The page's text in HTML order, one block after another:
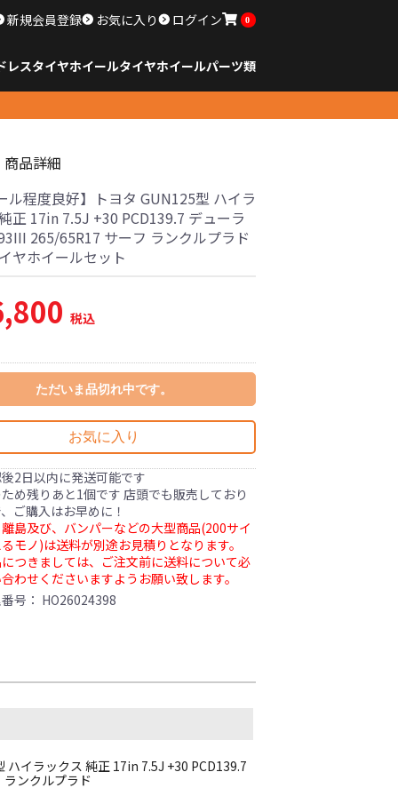
新規会員登録 お気に入り ログイン 0
レスタイヤホイールタイヤホイールパーツ類
商品詳細
ル程度良好】トヨタ GUN125型 ハイラ
正 17in 7.5J +30 PCD139.7 デューラ
265/65R17 サーフ ランクルプラド
ヤホイールセット
税込
ただいま品切れ中です。
お気に入り
2日以内に発送可能です
め残りあと1個です 店頭でも販売しており
ご購入はお早めに！
島及び、バンパーなどの大型商品(200サイ
モノ)は送料が別途お見積りとなります。
つきましては、ご注文前に送料について必
わせくださいますようお願い致します。
号： HO26024398
ハイラックス 純正 17in 7.5J +30 PCD139.7
ンクルプラド